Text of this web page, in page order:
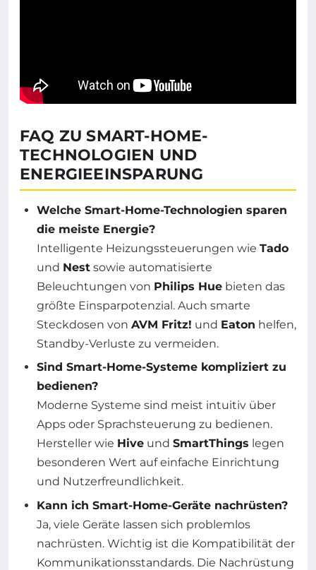
FAQ ZU SMART-HOME-
TECHNOLOGIEN UND
ENERGIEEINSPARUNG
Welche Smart-Home-Technologien sparen
die meiste Energie?
Intelligente Heizungssteuerungen wie Tado
und Nest sowie automatisierte
Beleuchtungen von Philips Hue bieten das
größte Einsparpotenzial. Auch smarte
Steckdosen von AVM Fritz! und Eaton helfen,
Standby-Verluste zu vermeiden.
Sind Smart-Home-Systeme kompliziert zu
bedienen?
Moderne Systeme sind meist intuitiv über
Apps oder Sprachsteuerung zu bedienen.
Hersteller wie Hive und SmartThings legen
besonderen Wert auf einfache Einrichtung
und Nutzerfreundlichkeit.
Kann ich Smart-Home-Geräte nachrüsten?
Ja, viele Geräte lassen sich problemlos
nachrüsten. Wichtig ist die Kompatibilität der
Kommunikationsstandards. Die Nachrüstung